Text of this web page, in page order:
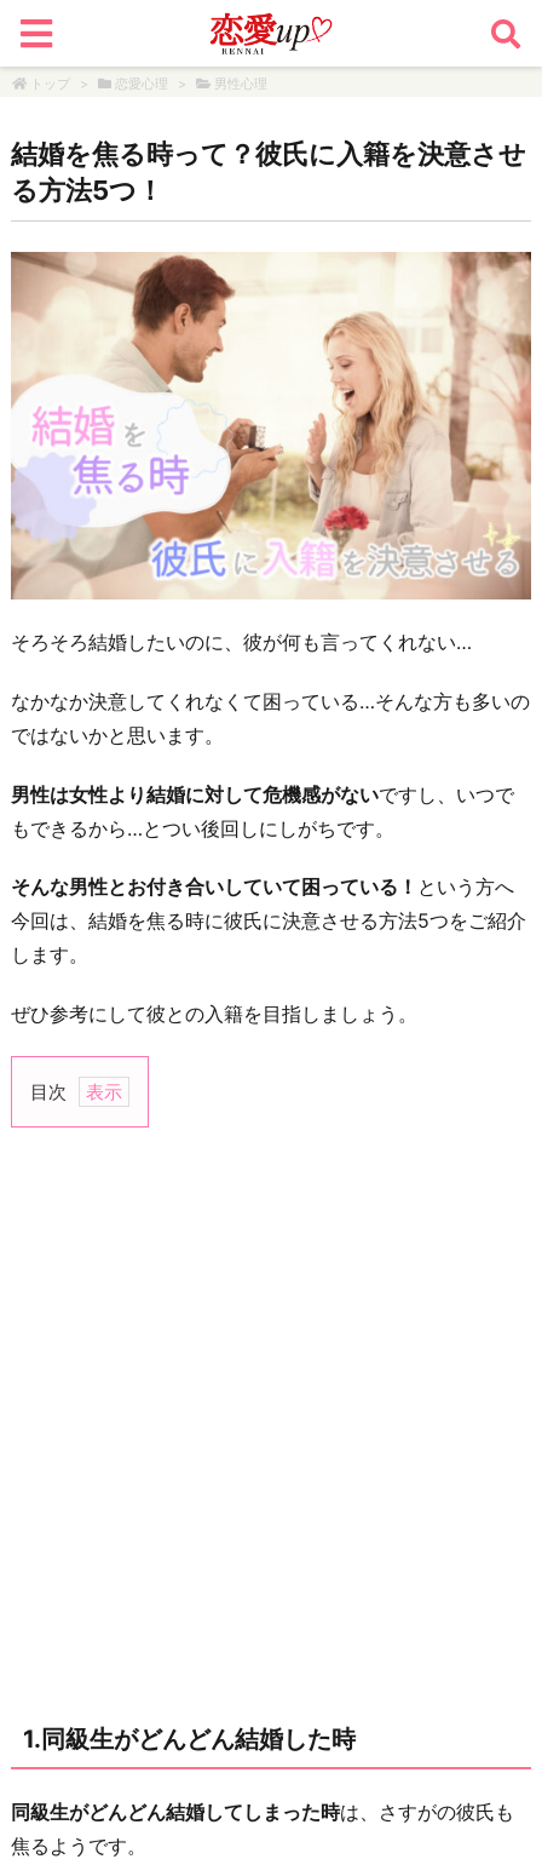
トップ > 恋愛心理 > 男性心理
結婚を焦る時って？彼氏に入籍を決意させ
る方法5つ！
そろそろ結婚したいのに、彼が何も言ってくれない…
なかなか決意してくれなくて困っている…そんな方も多いの
ではないかと思います。
男性は女性より結婚に対して危機感がないですし、いつで
もできるから…とつい後回しにしがちです。
そんな男性とお付き合いしていて困っている！ という方へ
今回は、結婚を焦る時に彼氏に決意させる方法5つをご紹介
します。
ぜひ参考にして彼との入籍を目指しましょう。
目次
1.
子
供
が
生
1.同級生がどんどん結婚した時
同級生がどんどん結婚してしまった時は、さすがの彼氏も
焦るようです。